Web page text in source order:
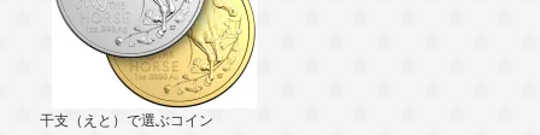
干支（えと）で選ぶコイン